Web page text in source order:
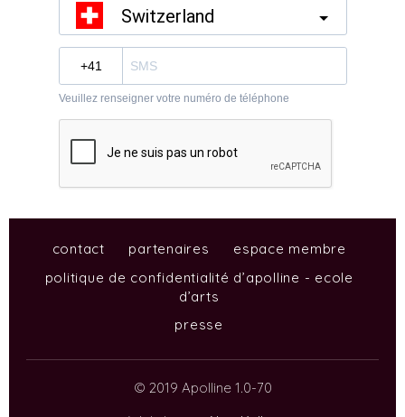
contact partenaires
espace membre
politique de confidentialité d’apolline - ecole
d’arts
presse
© 2019 Apolline 1.0-70